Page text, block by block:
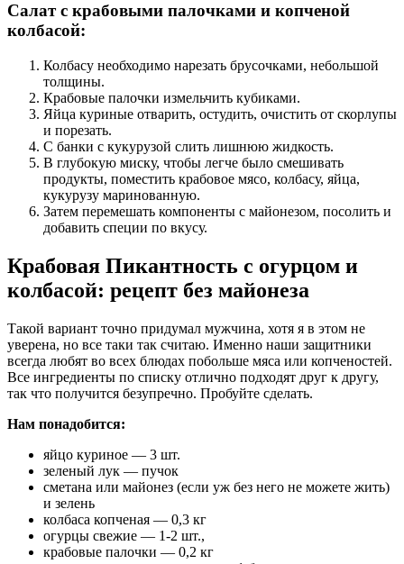
Салат с крабовыми палочками и копченой
колбасой:
Колбасу необходимо нарезать брусочками, небольшой
толщины.
Крабовые палочки измельчить кубиками.
Яйца куриные отварить, остудить, очистить от скорлупы
и порезать.
С банки с кукурузой слить лишнюю жидкость.
В глубокую миску, чтобы легче было смешивать
продукты, поместить крабовое мясо, колбасу, яйца,
кукурузу маринованную.
Затем перемешать компоненты с майонезом, посолить и
добавить специи по вкусу.
Крабовая Пикантность с огурцом и
колбасой: рецепт без майонеза
Такой вариант точно придумал мужчина, хотя я в этом не
уверена, но все таки так считаю. Именно наши защитники
всегда любят во всех блюдах побольше мяса или копченостей.
Все ингредиенты по списку отлично подходят друг к другу,
так что получится безупречно. Пробуйте сделать.
Нам понадобится:
яйцо куриное — 3 шт.
зеленый лук — пучок
сметана или майонез (если уж без него не можете жить)
и зелень
колбаса копченая — 0,3 кг
огурцы свежие — 1-2 шт.,
крабовые палочки — 0,2 кг